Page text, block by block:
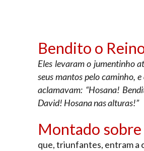
Bendito o
Eles levaram o jumentinho
seus mantos pelo caminho,
aclamavam: “Hosana!
David! Hosana nas alturas!”
Montado
que, triunfantes, entram a